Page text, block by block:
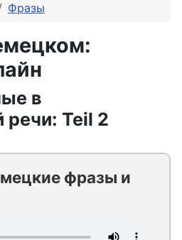
Фразы
в
речи: Teil 2
фразы и